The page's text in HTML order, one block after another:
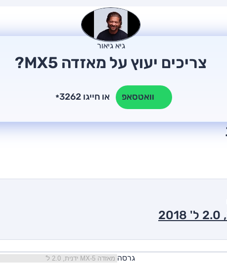
גיא גיאור
צריכים יעוץ על מאזדה MX5?
וואטסאפ * או חייגו 3262
גרסה